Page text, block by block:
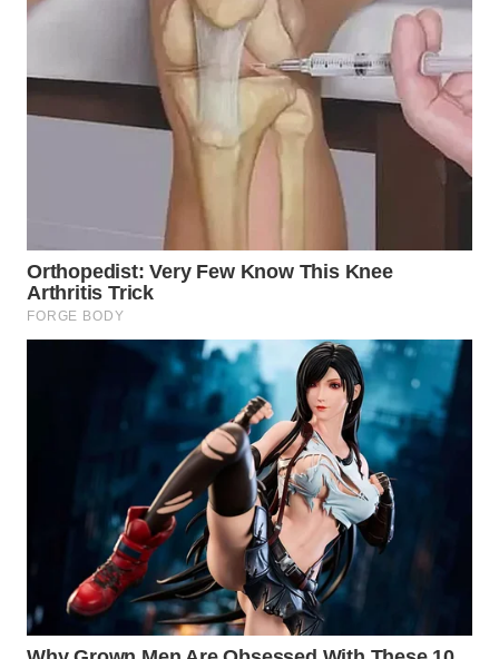
WN
WN
BORNEO
WAHANA
WAHANA
ADVOKAT